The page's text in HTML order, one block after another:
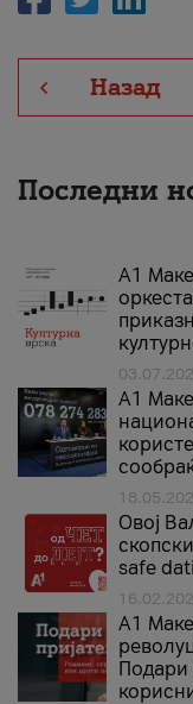
Назад
Последни
А1
A1
Овој
safe
А1
Подари